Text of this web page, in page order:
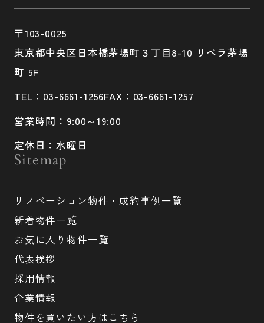
〒103-0025
東京都中央区日本橋茅場町３丁目8-10 リベラ茅場
町 5F
TEL：03-6661-1256FAX：03-6661-1257
営業時間：9:00～19:00
定休日：水曜日
Sitemap
リノベーション物件・成約事例一覧
新着物件一覧
お気に入り物件一覧
代表挨拶
採用情報
企業情報
物件を買いたい方はこちら